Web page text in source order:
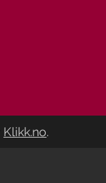
Klikk.no.